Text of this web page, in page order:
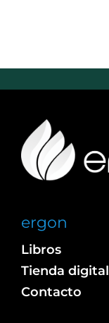
ergon
Libros
Tienda digital
Contacto